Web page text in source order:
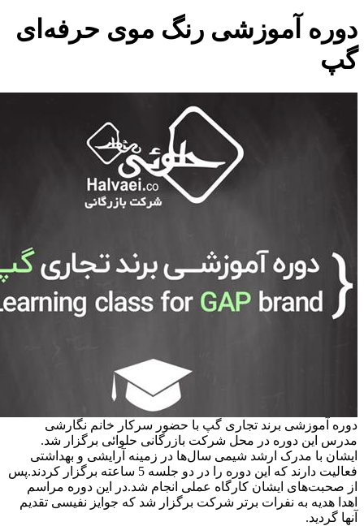
دوره آموزشی رنگ موی حرفه‌ای
گپ
دوره آموزشی برند تجاری گپ با حضور سرکار خانم نگارشی
مدرس این دوره در محل شرکت بازرگانی حلوائی برگزار شد.
ایشان با مدرک ارشد شیمی سال‌ها در زمینه آرایشی و بهداشتی
فعالیت دارند که این دوره را در دو جلسه 5 ساعته برگزار کردند.پس
از صحبت‌های ایشان کارگاه عملی انجام شد.در این دوره مراسم
اهدا هدیه به نفرات برتر شرکت برگزار شد که جوایز نفیسی تقدیم
آنها گردید.